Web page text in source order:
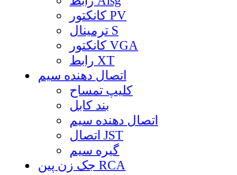
کانکتور PV
ترمینال S
کانکتور VGA
رابط XT
اتصال دهنده سیم
کلیپ تمساح
بند کابل
اتصال دهنده سیم
اتصال JST
گیره سیم
جک زن پین RCA